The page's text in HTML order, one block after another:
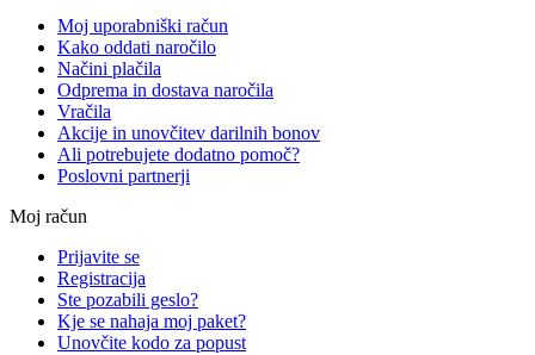
Moj uporabniški račun
Kako oddati naročilo
Načini plačila
Odprema in dostava naročila
Vračila
Akcije in unovčitev darilnih bonov
Ali potrebujete dodatno pomoč?
Poslovni partnerji
Moj račun
Prijavite se
Registracija
Ste pozabili geslo?
Kje se nahaja moj paket?
Unovčite kodo za popust